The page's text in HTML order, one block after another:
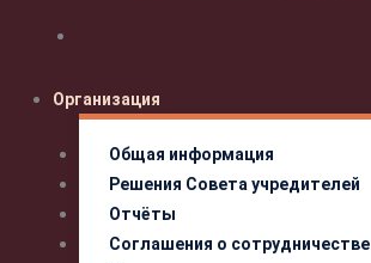
Организация
Общая информация
Решения Совета учредителей
Отчёты
Соглашения о сотрудничестве